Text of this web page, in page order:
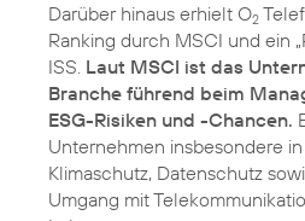
Darüber hinaus erhielt O2
Ranking durch MSCI und ein
ISS. Laut MSCI ist das
Branche führend beim
ESG-Risiken und -Chancen.
Unternehmen insbesondere
Klimaschutz, Datenschutz
Umgang mit